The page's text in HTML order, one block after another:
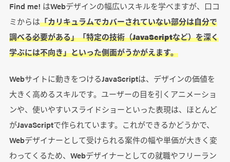
Find me! はWebデザインの幅広いスキルを学べますが、口コ
ミからは「カリキュラムでカバーされていない部分は自分で
調べる必要がある」「特定の技術（JavaScriptなど）を深く
学ぶには不向き」といった側面がうかがえます。
Webサイトに動きをつけるJavaScriptは、デザインの価値を
大きく高めるスキルです。ユーザーの目を引くアニメーショ
ンや、使いやすいスライドショーといった表現は、ほとんど
がJavaScriptで作られています。これができるかどうかで、
Webデザイナーとして受けられる案件の幅や単価が大きく変
わってくるため、Webデザイナーとしての就職やフリーラン